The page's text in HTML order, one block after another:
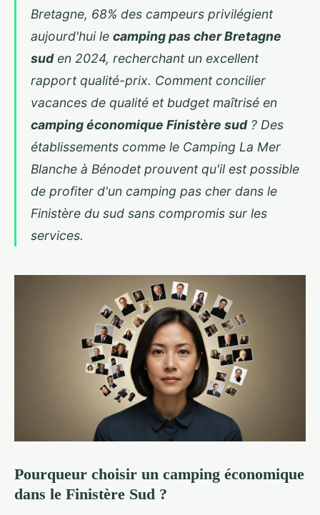
Bretagne, 68% des campeurs privilégient
aujourd'hui le camping pas cher Bretagne
suden 2024, recherchant un excellent
rapport qualité-prix. Comment concilier
vacances de qualité et budget maîtrisé en
camping économique Finistère sud? Des
établissements comme le Camping La Mer
Blanche à Bénodet prouvent qu'il est possible
de profiter d'un camping pas cher dans le
Finistère du sud sans compromis sur les
services.
Pourqueur choisir un camping économique
dans le Finistère Sud ?